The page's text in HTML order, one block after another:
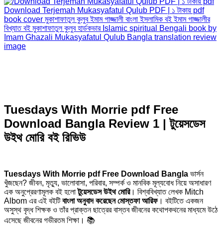
Tuesdays With Morrie pdf Free
Download Bangla Review 1 | টুয়েসডেস
উইথ মোরি বই রিভিউ
Tuesdays With Morrie pdf Free Download Bangla ভার্সন
খুঁজছেন? জীবন, মৃত্যু, ভালোবাসা, পরিবার, সম্পর্ক ও মানবিক মূল্যবোধ নিয়ে অসাধারণ
এক অনুপ্রেরণামূলক বই হলোটুয়েসডেস উইথ মোরি। বিশ্ববিখ্যাত লেখক Mitch
Albom এর এই বইটিবাংলা অনুবাদ করেছেনমোস্তফা আরিফ। বইটিতে একজন
অসুস্থ বৃদ্ধ শিক্ষক ও তাঁর প্রাক্তন ছাত্রের বাস্তব জীবনের কথোপকথনের মাধ্যমে উঠে
এসেছে জীবনের গভীরতম শিক্ষা। 📚